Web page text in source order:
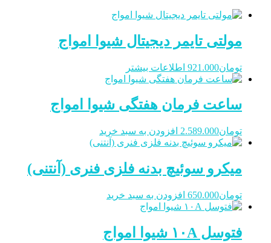
مولتی تایمر دیجیتال شیوا امواج
تومان921.000 اطلاعات بیشتر
ساعت فرمان هفتگی شیوا امواج
تومان2.589.000 افزودن به سبد خرید
میکرو سوئیچ بدنه فلزی فنری (آنتنی)
تومان650.000 افزودن به سبد خرید
فتوسل ۱۰A شیوا امواج